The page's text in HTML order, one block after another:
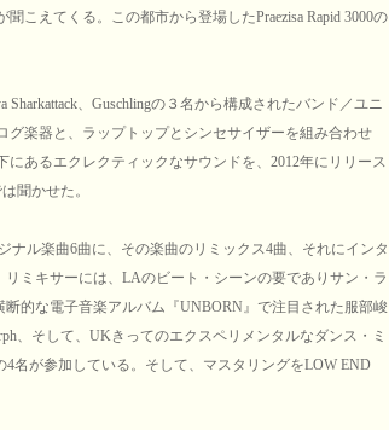
こえてくる。この都市から登場したPraezisa Rapid 3000の
Sharkattack、Guschlingの３名から構成されたバンド／ユニ
グ楽器と、ラップトップとシンセサイザーを組み合わせ
あるエクレクティックなサウンドを、2012年にリリース
聞かせた。
ナル楽曲6曲に、その楽曲のリミックス4曲、それにインタ
ミキサーには、LAのビート・シーンの要でありサン・ラ
的な電子音楽アルバム『UNBORN』で注目された服部峻
、そして、UKきってのエクスペリメンタルなダンス・ミ
4名が参加している。そして、マスタリングをLOW END